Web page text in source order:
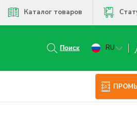
Каталог товаров
RU